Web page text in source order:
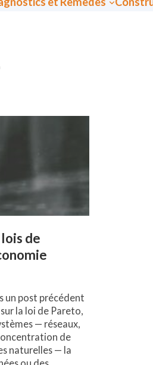
de
un post précédent
la loi de Pareto,
— réseaux,
de
naturelles — la